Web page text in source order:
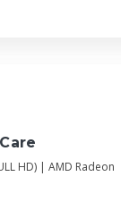
HD) | AMD Radeon